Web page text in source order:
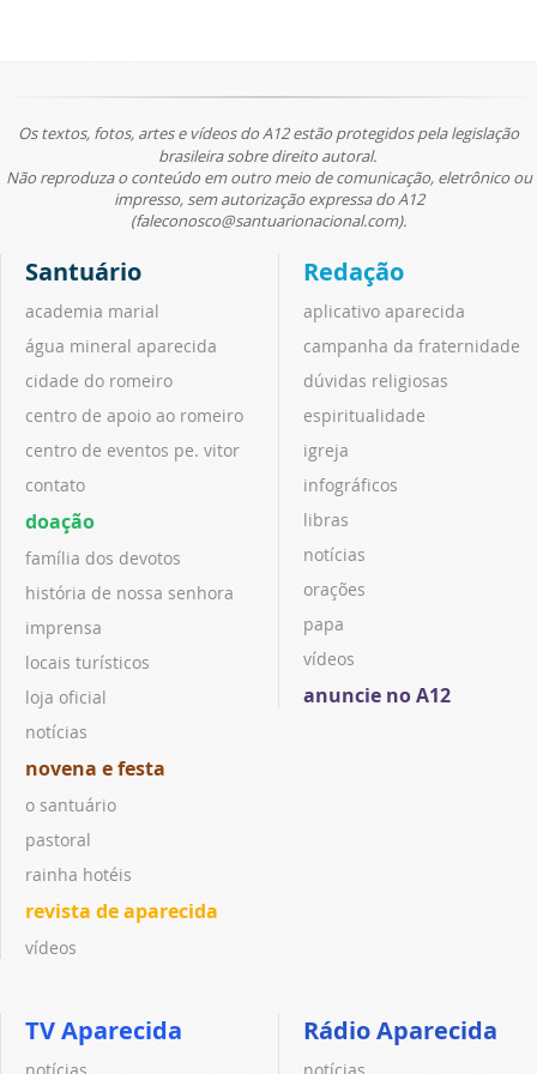
Os textos, fotos, artes e vídeos do A12 estão protegidos pela legislação
brasileira sobre direito autoral.
Não reproduza o conteúdo em outro meio de comunicação, eletrônico ou
impresso, sem autorização expressa do A12
(faleconosco@santuarionacional.com).
Santuário
academia marial
água mineral aparecida
cidade do romeiro
centro de apoio ao romeiro
centro de eventos pe. vitor
contato
doação
família dos devotos
história de nossa senhora
imprensa
locais turísticos
loja oficial
notícias
novena e festa
o santuário
pastoral
rainha hotéis
revista de aparecida
vídeos
Redação
aplicativo aparecida
campanha da fraternidade
dúvidas religiosas
espiritualidade
igreja
infográficos
libras
notícias
orações
papa
vídeos
anuncie no A12
TV Aparecida
notícias
Rádio Aparecida
notícias